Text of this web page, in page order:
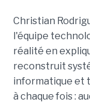
Christian
l'équipe
réalité en
reconstruit
informatique et
à chaque fois :